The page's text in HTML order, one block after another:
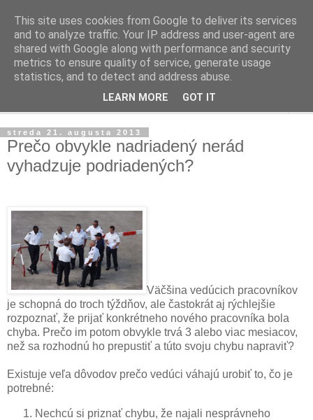
Ako riadiť firmu
Praktické tipy pre podnikanie, riadenie ľudí a firiem
streda 21. augusta 2013
Prečo obvykle nadriadený nerád
vyhadzuje podriadených?
Väčšina vedúcich pracovníkov
je schopná do troch týždňov, ale častokrát aj rýchlejšie
rozpoznať, že prijať konkrétneho nového pracovníka bola
chyba. Prečo im potom obvykle trvá 3 alebo viac mesiacov,
než sa rozhodnú ho prepustiť a túto svoju chybu napraviť?
Existuje veľa dôvodov prečo vedúci váhajú urobiť to, čo je
potrebné:
Nechcú si priznať chybu, že najali nesprávneho
This site uses cookies from Google to deliver its services
and to analyze traffic. Your IP address and user-agent are
shared with Google along with performance and security
metrics to ensure quality of service, generate usage
statistics, and to detect and address abuse.
LEARN MORE GOT IT